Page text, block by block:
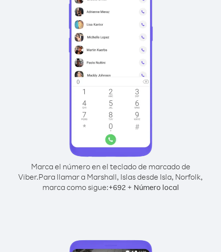
Marca el número en el teclado de marcado de
Viber.Para llamar a Marshall, Islas desde Isla, Norfolk,
marca como sigue:+692+ Número local